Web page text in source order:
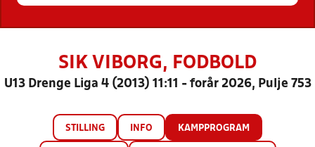
SIK VIBORG, FODBOLD
U13 Drenge Liga 4 (2013) 11:11 - forår 2026, Pulje 753
STILLING INFO KAMPPROGRAM